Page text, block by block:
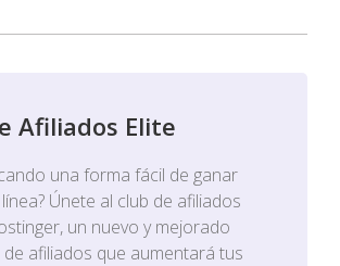
Afiliados Elite
una forma fácil de ganar
Únete al club de afiliados
un nuevo y mejorado
afiliados que aumentará tus